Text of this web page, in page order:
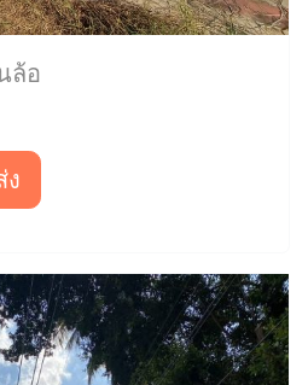
ล้อ
ง